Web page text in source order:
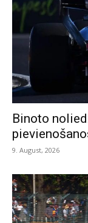
Binoto
9. August, 2026